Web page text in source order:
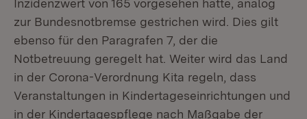
Inzidenzwert von 165 vorgesehen hatte, analog
zur Bundesnotbremse gestrichen wird. Dies gilt
ebenso für den Paragrafen 7, der die
Notbetreuung geregelt hat. Weiter wird das Land
in der Corona-Verordnung Kita regeln, dass
Veranstaltungen in Kindertageseinrichtungen und
in der Kindertagespflege nach Maßgabe der